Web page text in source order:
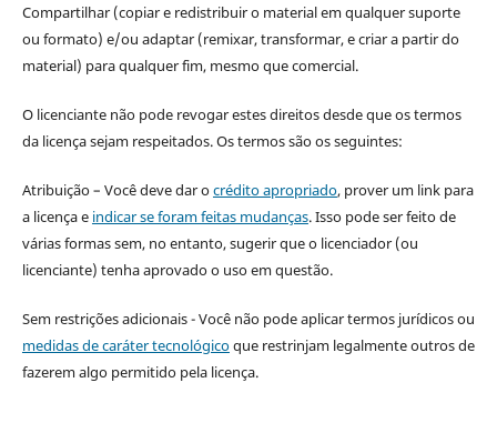
Compartilhar (copiar e redistribuir o material em qualquer suporte
ou formato) e/ou adaptar (remixar, transformar, e criar a partir do
material) para qualquer fim, mesmo que comercial.
O licenciante não pode revogar estes direitos desde que os termos
da licença sejam respeitados. Os termos são os seguintes:
Atribuição – Você deve dar ocrédito apropriado, prover um link para
a licença e indicar se foram feitas mudanças. Isso pode ser feito de
várias formas sem, no entanto, sugerir que o licenciador (ou
licenciante) tenha aprovado o uso em questão.
Sem restrições adicionais - Você não pode aplicar termos jurídicos ou
medidas de caráter tecnológicoque restrinjam legalmente outros de
fazerem algo permitido pela licença.